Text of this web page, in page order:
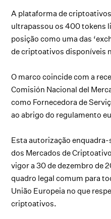
A plataforma de
ultrapassou os 400 tokens
posição como uma das
de criptoativos disponíveis
O marco coincide com a
Comisión Nacional del
como Fornecedora de
ao abrigo do regulamento
Esta autorização
dos Mercados de
vigor a 30 de dezembro de
quadro legal comum para
União Europeia no que
criptoativos.